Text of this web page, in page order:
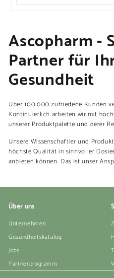
Ascopharm -
Partner für
Gesundheit
Über 100.000 zufriedene Kunden
Kontinuierlich arbeiten wir mit
unserer Produktpalette und derer
Unsere Wissenschaftler und
höchste Qualität in sinnvoller
anbieten können. Das ist unser
Über uns
Unternehmen
Gesundheitskatalog
Jobs
Partnerprogramm